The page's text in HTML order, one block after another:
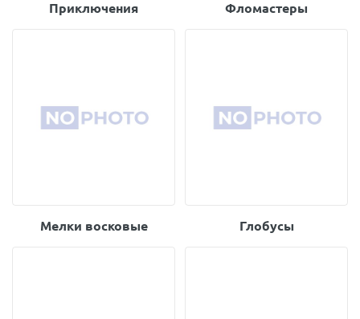
Приключения Фломастеры
Мелки восковые Глобусы